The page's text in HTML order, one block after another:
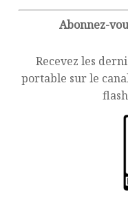
Abonnez-
Recevez les
portable sur le